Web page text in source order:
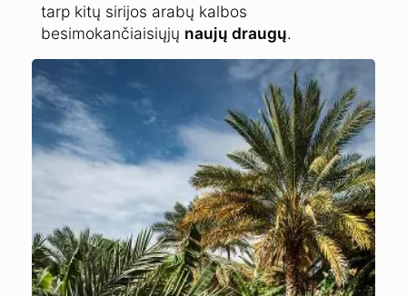
tarp kitų sirijos arabų kalbos
besimokančiaisiųjų naujų draugų.